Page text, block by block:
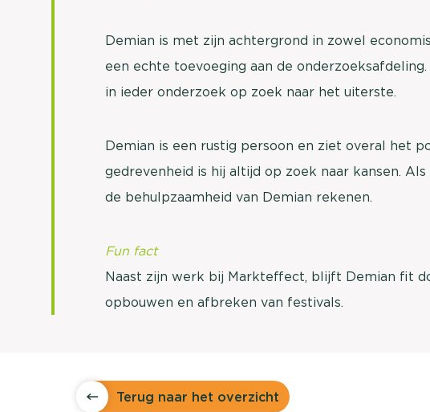
Usage
Bekijk
Demian is met zijn achtergrond in zowel
een echte toevoeging aan de
in ieder onderzoek op zoek naar het uiterste.
Demian is een rustig persoon en ziet overal het
gedrevenheid is hij altijd op zoek naar kansen.
de behulpzaamheid van Demian rekenen.
Fun fact
Naast zijn werk bij Markteffect, blijft Demian fit
opbouwen en afbreken van festivals.
Terug naar het overzicht